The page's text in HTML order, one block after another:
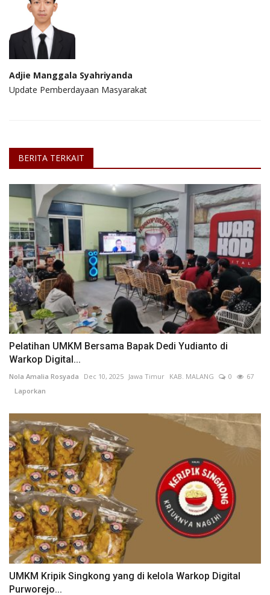
Adjie Manggala Syahriyanda
Update Pemberdayaan Masyarakat
BERITA TERKAIT
Pelatihan UMKM Bersama Bapak Dedi Yudianto di
Warkop Digital...
Nola Amalia Rosyada Dec 10, 2025 Jawa Timur KAB. MALANG 0
67
Laporkan
UMKM Kripik Singkong yang di kelola Warkop Digital
Purworejo...